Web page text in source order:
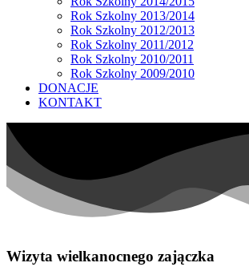
Rok Szkolny 2013/2014
Rok Szkolny 2012/2013
Rok Szkolny 2011/2012
Rok Szkolny 2010/2011
Rok Szkolny 2009/2010
DONACJE
KONTAKT
Wizyta wielkanocnego zajączka